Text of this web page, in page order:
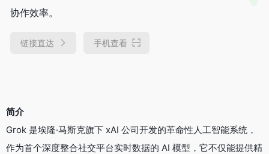
协作效率。
链接直达 手机查看
简介
Grok 是埃隆·马斯克旗下 xAI 公司开发的革命性人工智能系统，
作为首个深度整合社交平台实时数据的 AI 模型，它不仅能提供精